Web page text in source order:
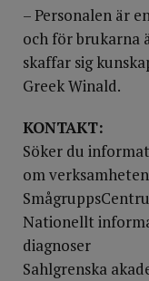
– Personalen är
och för brukarna
skaffar sig
Greek Winald.
KONTAKT:
Söker du
om
Nationellt
diagnoser
Sahlgrenska